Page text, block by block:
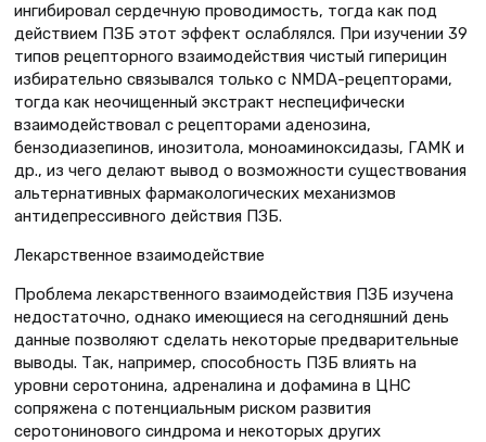
ингибировал сердечную проводимость, тогда как под
действием ПЗБ этот эффект ослаблялся. При изучении 39
типов рецепторного взаимодействия чистый гиперицин
избирательно связывался только с NMDA-рецепторами,
тогда как неочищенный экстракт неспецифически
взаимодействовал с рецепторами аденозина,
бензодиазепинов, инозитола, моноаминоксидазы, ГАМК и
др., из чего делают вывод о возможности существования
альтернативных фармакологических механизмов
антидепрессивного действия ПЗБ.
Лекарственное взаимодействие
Проблема лекарственного взаимодействия ПЗБ изучена
недостаточно, однако имеющиеся на сегодняшний день
данные позволяют сделать некоторые предварительные
выводы. Так, например, способность ПЗБ влиять на
уровни серотонина, адреналина и дофамина в ЦНС
сопряжена с потенциальным риском развития
серотонинового синдрома и некоторых других